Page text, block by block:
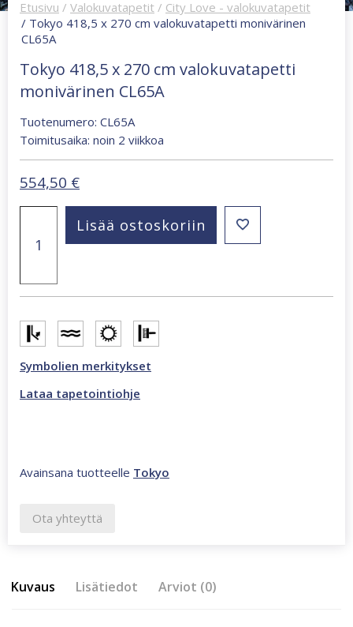
Etusivu / Valokuvatapetit / City Love - valokuvatapetit
/ Tokyo 418,5 x 270 cm valokuvatapetti monivärinen
CL65A
Tokyo 418,5 x 270 cm valokuvatapetti
monivärinen CL65A
Tuotenumero: CL65A
Toimitusaika: noin 2 viikkoa
554,50 €
CL65A
määrä
Lisää ostoskoriin
Symbolien merkitykset
Lataa tapetointiohje
Avainsana tuotteelle Tokyo
Ota yhteyttä
Kuvaus Lisätiedot Arviot (0)